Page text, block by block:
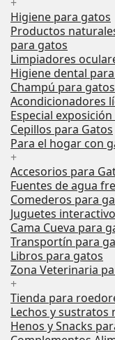
Higiene para gatos
Productos
para gatos
Limpiadores
Higiene dental
Champú para gatos
Acondicionadores
Especial
Cepillos para Gatos
Para el hogar con
+
Accesorios para
Fuentes de agua
Comederos para
Juguetes
Cama Cueva para
Transportín para
Libros para gatos
Zona Veterinaria
+
Tienda para
Lechos y sustratos
Henos y Snacks